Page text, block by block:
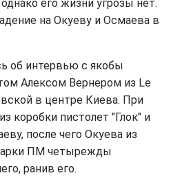
его жизни угрозы нет.
на Окуеву и Осмаева в
об интервью с якобы
Алексом Вернером из Le
в центре Киева. При
коробки пистолет "Глок" и
после чего Окуева из
ПМ четырежды
ранив его.